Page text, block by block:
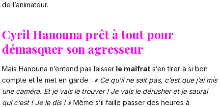
de l’animateur.
Cyril Hanouna prêt à tout pour
démasquer son agresseur
Mais Hanouna n’entend pas laisser le malfrat s’en tirer à si bon
compte et le met en garde : « Ce qu’il ne sait pas, c’est que j’ai mis
une caméra. Et je vais le trouver ! Je vais le dérusher et je saurai
qui c’est ! Je le dis ! »Même s’il faille passer des heures à